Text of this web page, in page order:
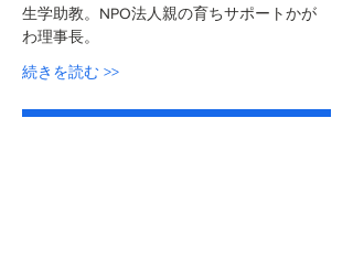
生学助教。NPO法人親の育ちサポートかが
わ理事長。
続きを読む >>